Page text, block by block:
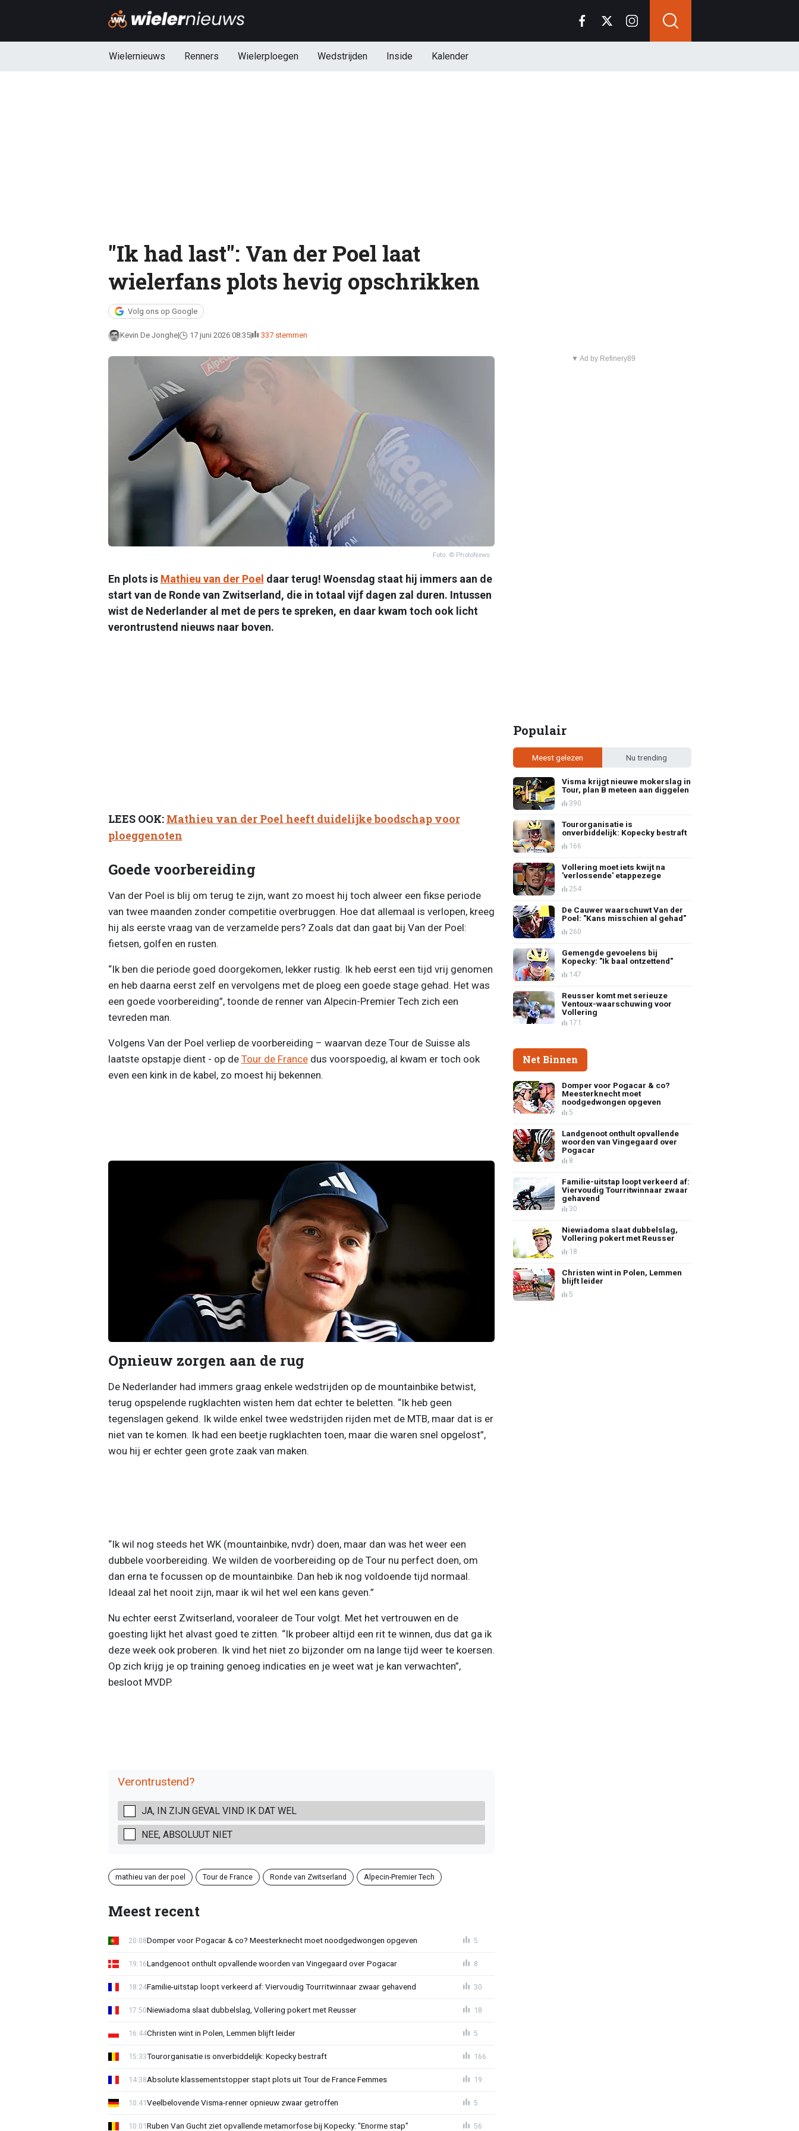
Wielernieuws Renners Wielerploegen Wedstrijden Inside Kalender
"Ik had last": Van der Poel laat
wielerfans plots hevig opschrikken
Volg ons op Google
Kevin De Jonghe 17 juni 2026 08:35 337 stemmen
Foto: © PhotoNews
En plots is Mathieu van der Poel daar terug! Woensdag staat hij immers aan de
start van de Ronde van Zwitserland, die in totaal vijf dagen zal duren. Intussen
wist de Nederlander al met de pers te spreken, en daar kwam toch ook licht
verontrustend nieuws naar boven.
LEES OOK: Mathieu van der Poel heeft duidelijke boodschap voor
ploeggenoten
Goede voorbereiding
Van der Poel is blij om terug te zijn, want zo moest hij toch alweer een fikse periode
van twee maanden zonder competitie overbruggen. Hoe dat allemaal is verlopen, kreeg
hij als eerste vraag van de verzamelde pers? Zoals dat dan gaat bij Van der Poel:
fietsen, golfen en rusten.
“Ik ben die periode goed doorgekomen, lekker rustig. Ik heb eerst een tijd vrij genomen
en heb daarna eerst zelf en vervolgens met de ploeg een goede stage gehad. Het was
een goede voorbereiding”, toonde de renner van Alpecin-Premier Tech zich een
tevreden man.
Volgens Van der Poel verliep de voorbereiding – waarvan deze Tour de Suisse als
laatste opstapje dient - op de Tour de Francedus voorspoedig, al kwam er toch ook
even een kink in de kabel, zo moest hij bekennen.
Opnieuw zorgen aan de rug
De Nederlander had immers graag enkele wedstrijden op de mountainbike betwist,
terug opspelende rugklachten wisten hem dat echter te beletten. “Ik heb geen
tegenslagen gekend. Ik wilde enkel twee wedstrijden rijden met de MTB, maar dat is er
niet van te komen. Ik had een beetje rugklachten toen, maar die waren snel opgelost”,
wou hij er echter geen grote zaak van maken.
“Ik wil nog steeds het WK (mountainbike, nvdr) doen, maar dan was het weer een
dubbele voorbereiding. We wilden de voorbereiding op de Tour nu perfect doen, om
dan erna te focussen op de mountainbike. Dan heb ik nog voldoende tijd normaal.
Ideaal zal het nooit zijn, maar ik wil het wel een kans geven.”
Nu echter eerst Zwitserland, vooraleer de Tour volgt. Met het vertrouwen en de
goesting lijkt het alvast goed te zitten. “Ik probeer altijd een rit te winnen, dus dat ga ik
deze week ook proberen. Ik vind het niet zo bijzonder om na lange tijd weer te koersen.
Op zich krijg je op training genoeg indicaties en je weet wat je kan verwachten”,
besloot MVDP.
Verontrustend?
JA, IN ZIJN GEVAL VIND IK DAT WEL
NEE, ABSOLUUT NIET
mathieu van der poel Tour de France Ronde van Zwitserland Alpecin-Premier Tech
Meest recent
Domper voor Pogacar & co? Meesterknecht moet noodgedwongen opgeven
20:08 5
Landgenoot onthult opvallende woorden van Vingegaard over Pogacar
19:16 8
Familie-uitstap loopt verkeerd af: Viervoudig Tourritwinnaar zwaar gehavend
18:24 30
Niewiadoma slaat dubbelslag, Vollering pokert met Reusser
17:50 18
Christen wint in Polen, Lemmen blijft leider
16:44 5
Tourorganisatie is onverbiddelijk: Kopecky bestraft
15:33 166
Absolute klassementstopper stapt plots uit Tour de France Femmes
14:38 19
Veelbelovende Visma-renner opnieuw zwaar getroffen
10:41 5
Ruben Van Gucht ziet opvallende metamorfose bij Kopecky: "Enorme stap"
10:01 56
▼ Ad by Refinery89
Populair
Meest gelezen Nu trending
Visma krijgt nieuwe mokerslag in
Tour, plan B meteen aan diggelen
390
Tourorganisatie is
onverbiddelijk: Kopecky bestraft
166
Vollering moet iets kwijt na
'verlossende' etappezege
254
De Cauwer waarschuwt Van der
Poel: "Kans misschien al gehad"
260
Gemengde gevoelens bij
Kopecky: "Ik baal ontzettend"
147
Reusser komt met serieuze
Ventoux-waarschuwing voor
Vollering
171
Net Binnen
Domper voor Pogacar & co?
Meesterknecht moet
noodgedwongen opgeven
5
Landgenoot onthult opvallende
woorden van Vingegaard over
Pogacar
8
Familie-uitstap loopt verkeerd af:
Viervoudig Tourritwinnaar zwaar
gehavend
30
Niewiadoma slaat dubbelslag,
Vollering pokert met Reusser
18
Christen wint in Polen, Lemmen
blijft leider
5